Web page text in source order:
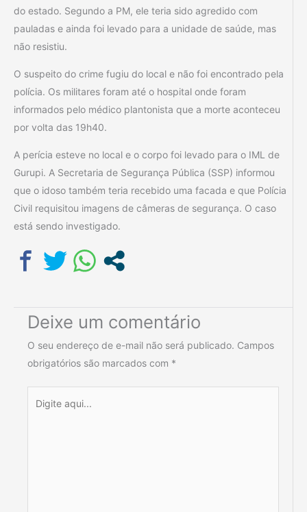
do estado. Segundo a PM, ele teria sido agredido com
pauladas e ainda foi levado para a unidade de saúde, mas
não resistiu.
O suspeito do crime fugiu do local e não foi encontrado pela
polícia. Os militares foram até o hospital onde foram
informados pelo médico plantonista que a morte aconteceu
por volta das 19h40.
A perícia esteve no local e o corpo foi levado para o IML de
Gurupi. A Secretaria de Segurança Pública (SSP) informou
que o idoso também teria recebido uma facada e que Polícia
Civil requisitou imagens de câmeras de segurança. O caso
está sendo investigado.
Deixe um comentário
O seu endereço de e-mail não será publicado. Campos
obrigatórios são marcados com *
aqui...